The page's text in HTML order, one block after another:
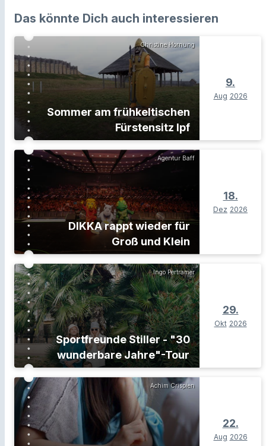
Das könnte Dich auch interessieren
Christine Hornung
Sommer am frühkeltischen
Fürstensitz Ipf
9.
Aug 2026
Agentur Baff
DIKKA rappt wieder für
Groß und Klein
18.
Dez 2026
Ingo Pertramer
Sportfreunde Stiller - "30
wunderbare Jahre"-Tour
29.
Okt 2026
Achim Crispien
22.
Aug 2026